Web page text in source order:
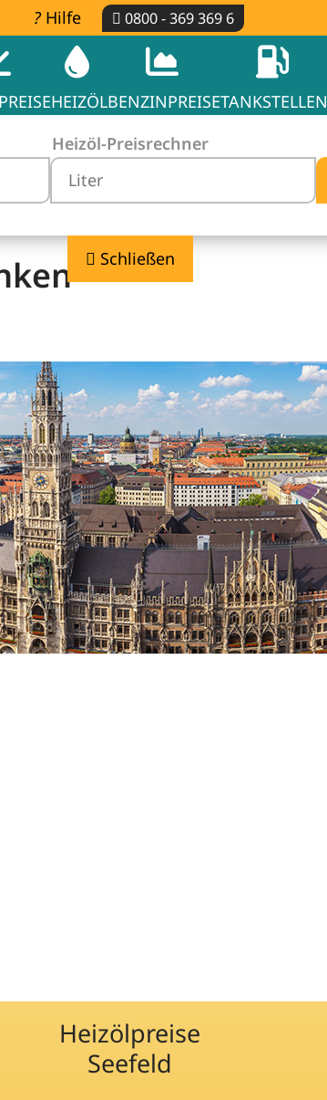
Hilfe 0800 - 369 369 6
HEIZÖLBENZINPREISETANKSTELLEN
Heizöl-Preisrechner
Schließen
Heizölpreise
Seefeld